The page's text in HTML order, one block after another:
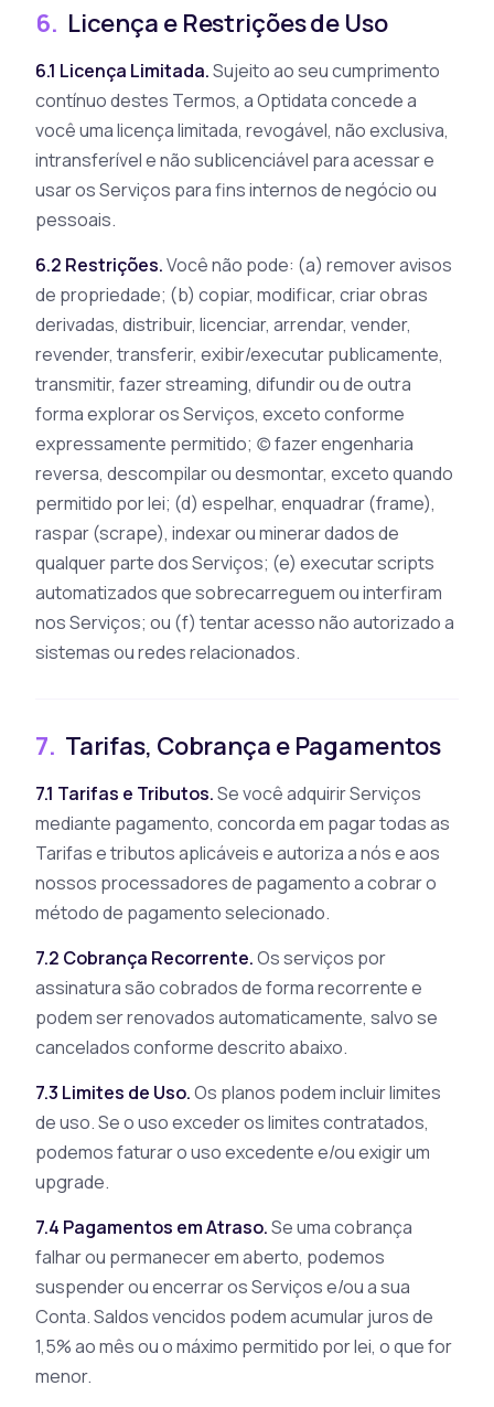
6. Licença e Restrições de Uso
6.1 Licença Limitada.Sujeito ao seu cumprimento
contínuo destes Termos, a Optidata concede a
você uma licença limitada, revogável, não exclusiva,
intransferível e não sublicenciável para acessar e
usar os Serviços para fins internos de negócio ou
pessoais.
6.2 Restrições.Você não pode: (a) remover avisos
de propriedade; (b) copiar, modificar, criar obras
derivadas, distribuir, licenciar, arrendar, vender,
revender, transferir, exibir/executar publicamente,
transmitir, fazer streaming, difundir ou de outra
forma explorar os Serviços, exceto conforme
expressamente permitido; (c) fazer engenharia
reversa, descompilar ou desmontar, exceto quando
permitido por lei; (d) espelhar, enquadrar (frame),
raspar (scrape), indexar ou minerar dados de
qualquer parte dos Serviços; (e) executar scripts
automatizados que sobrecarreguem ou interfiram
nos Serviços; ou (f) tentar acesso não autorizado a
sistemas ou redes relacionados.
7. Tarifas, Cobrança e Pagamentos
7.1 Tarifas e Tributos.Se você adquirir Serviços
mediante pagamento, concorda em pagar todas as
Tarifas e tributos aplicáveis e autoriza a nós e aos
nossos processadores de pagamento a cobrar o
método de pagamento selecionado.
7.2 Cobrança Recorrente.Os serviços por
assinatura são cobrados de forma recorrente e
podem ser renovados automaticamente, salvo se
cancelados conforme descrito abaixo.
7.3 Limites de Uso.Os planos podem incluir limites
de uso. Se o uso exceder os limites contratados,
podemos faturar o uso excedente e/ou exigir um
upgrade.
7.4 Pagamentos em Atraso.Se uma cobrança
falhar ou permanecer em aberto, podemos
suspender ou encerrar os Serviços e/ou a sua
Conta. Saldos vencidos podem acumular juros de
1,5% ao mês ou o máximo permitido por lei, o que for
menor.